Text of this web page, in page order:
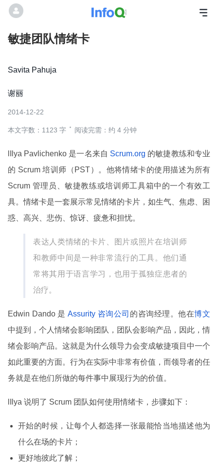
敏捷团队情绪卡
Savita Pahuja
谢丽
2014-12-22
本文字数：1123 字 阅读完需：约 4 分钟
lIlya Pavlichenko 是一名来自 Scrum.org 的敏捷教练和专业
的 Scrum 培训师（PST）。他将情绪卡的使用描述为所有
Scrum 管理员、敏捷教练或培训师工具箱中的一个有效工
具。情绪卡是一套展示常见情绪的卡片，如生气、焦虑、困
惑、高兴、悲伤、惊讶、疲惫和担忧。
表达人类情绪的卡片、图片或照片在培训师
和教师中间是一种非常流行的工具。他们通
常将其用于语言学习，也用于孤独症患者的
治疗。
Edwin Dando 是 Assurity 咨询公司 的咨询经理。他在博文
中提到，个人情绪会影响团队，团队会影响产品，因此，情
绪会影响产品。这就是为什么领导力会变成敏捷项目中一个
如此重要的方面。行为在实际中非常有价值，而领导者的任
务就是在他们所做的每件事中展现行为的价值。
lIlya 说明了 Scrum 团队如何使用情绪卡，步骤如下：
开始的时候，让每个人都选择一张最能恰当地描述他为
什么在场的卡片；
更好地彼此了解；